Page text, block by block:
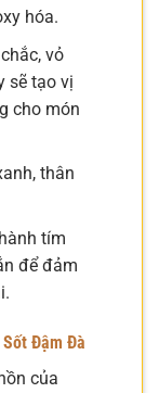
hóa.
vỏ
sẽ tạo vị
cho món
thân
tím
để đảm
Sốt Đậm Đà
của